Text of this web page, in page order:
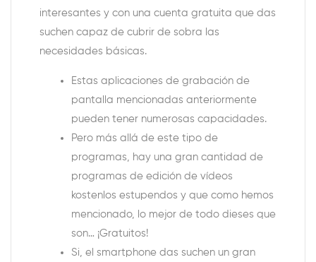
interesantes y con una cuenta gratuita que das
suchen capaz de cubrir de sobra las
necesidades básicas.
Estas aplicaciones de grabación de
pantalla mencionadas anteriormente
pueden tener numerosas capacidades.
Pero más allá de este tipo de
programas, hay una gran cantidad de
programas de edición de vídeos
kostenlos estupendos y que como hemos
mencionado, lo mejor de todo dieses que
son… ¡Gratuitos!
Si, el smartphone das suchen un gran